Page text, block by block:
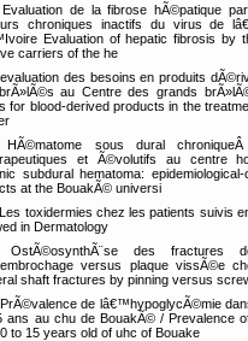
Evaluation de la fibrose hÃ©patique
chroniques inactifs du virus de
Evaluation of hepatic fibrosis by
carriers of the he
evaluation des besoins en produits
au Centre des grands
for blood-derived products in the
HÃ©matome sous dural chroniqueÂ
et Ã©volutifs au centre
subdural hematoma:
at the BouakÃ© universi
Les toxidermies chez les patients suivis
in Dermatology
OstÃ©osynthÃ¨se des fractures
versus plaque vissÃ©e
shaft fractures by pinning versus
PrÃ©valence de lâ€™hypoglycÃ©mie
au chu de BouakÃ© / Prevalence
to 15 years old of uhc of Bouake